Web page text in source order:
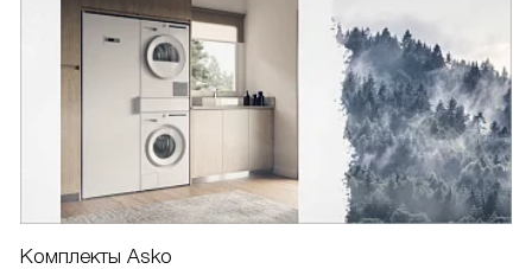
Комплекты Asko